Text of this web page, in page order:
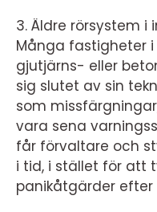
3. Äldre rörsystem i
Många fastigheter
gjutjärns- eller
sig slutet av sin
som
vara sena
får förvaltare och
i tid, i stället för att
panikåtgärder